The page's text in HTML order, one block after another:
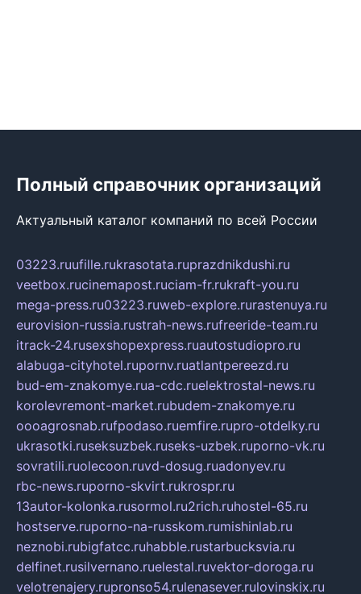
Полный справочник организаций
Актуальный каталог компаний по всей России
03223.ruufille.rukrasotata.ruprazdnikdushi.ru
veetbox.rucinemapost.ruciam-fr.rukraft-you.ru
mega-press.ru03223.ruweb-explore.rurastenuya.ru
eurovision-russia.rustrah-news.rufreeride-team.ru
itrack-24.rusexshopexpress.ruautostudiopro.ru
alabuga-cityhotel.rupornv.ruatlantpereezd.ru
bud-em-znakomye.rua-cdc.ruelektrostal-news.ru
korolevremont-market.rubudem-znakomye.ru
oooagrosnab.rufpodaso.ruemfire.rupro-otdelky.ru
ukrasotki.ruseksuzbek.ruseks-uzbek.ruporno-vk.ru
sovratili.ruolecoon.ruvd-dosug.ruadonyev.ru
rbc-news.ruporno-skvirt.rukrospr.ru
13autor-kolonka.rusormol.ru2rich.ruhostel-65.ru
hostserve.ruporno-na-russkom.rumishinlab.ru
neznobi.rubigfatcc.ruhabble.rustarbucksvia.ru
delfinet.rusilvernano.ruelestal.ruvektor-doroga.ru
velotrenajery.rupronso54.rulenasever.rulovinskix.ru